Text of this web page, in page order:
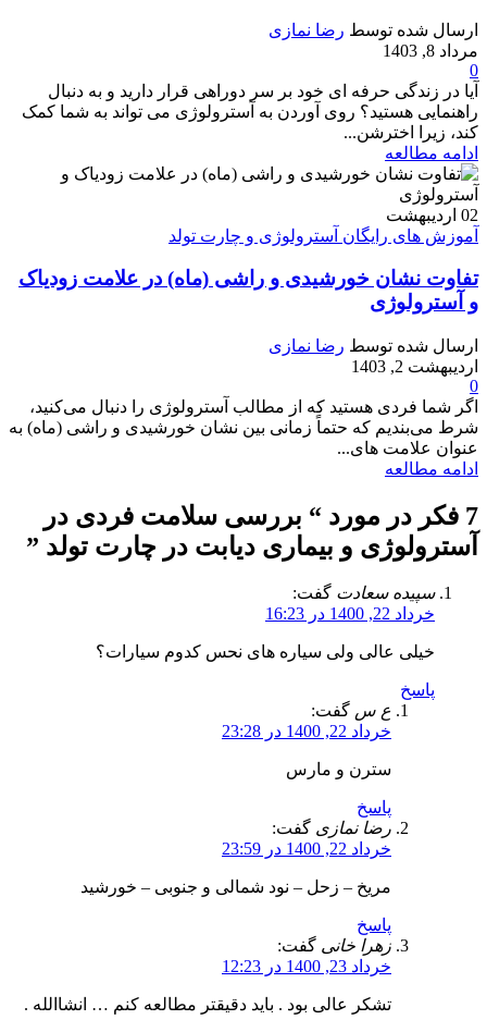
ارسال شده توسط رضا نمازی
مرداد 8, 1403
0
آیا در زندگی حرفه ای خود بر سر دوراهی قرار دارید و به دنبال
راهنمایی هستید؟ روی آوردن به آسترولوژی می تواند به شما کمک
کند، زیرا اخترشن...
ادامه مطالعه
02 اردیبهشت
آموزش های رایگان آسترولوژی و چارت تولد
تفاوت نشان خورشیدی و راشی (ماه) در علامت زودیاک
و آسترولوژی
ارسال شده توسط رضا نمازی
اردیبهشت 2, 1403
0
اگر شما فردی هستید که از مطالب آسترولوژی را دنبال می‌کنید،
شرط می‌بندیم که حتماً زمانی بین نشان خورشیدی و راشی (ماه) به
عنوان علامت های...
ادامه مطالعه
7 فکر در مورد “
بررسی سلامت فردی در
آسترولوژی و بیماری دیابت در چارت تولد ”
سپیده سعادت گفت:
خرداد 22, 1400 در 16:23
خيلی عالی ولی سیاره های نحس کدوم سیارات؟
پاسخ
ع س گفت:
خرداد 22, 1400 در 23:28
سترن و مارس
پاسخ
رضا نمازی گفت:
خرداد 22, 1400 در 23:59
مریخ – زحل – نود شمالی و جنوبی – خورشید
پاسخ
زهرا خانی گفت:
خرداد 23, 1400 در 12:23
تشکر عالی بود . باید دقیقتر مطالعه کنم … انشاالله .